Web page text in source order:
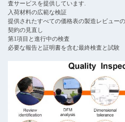
査サービスを提供しています.
入荷材料の広範な検証
提供されたすべての価格表の製造レビュー
契約の見直し
第1項目と進行中の検査
必要な報告と証明書を含む最終検査と試験